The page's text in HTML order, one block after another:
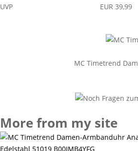
UVP
EUR 39,99
MC Timetrend
More from my site
Edelstahl 51019 B00IMB4YFG